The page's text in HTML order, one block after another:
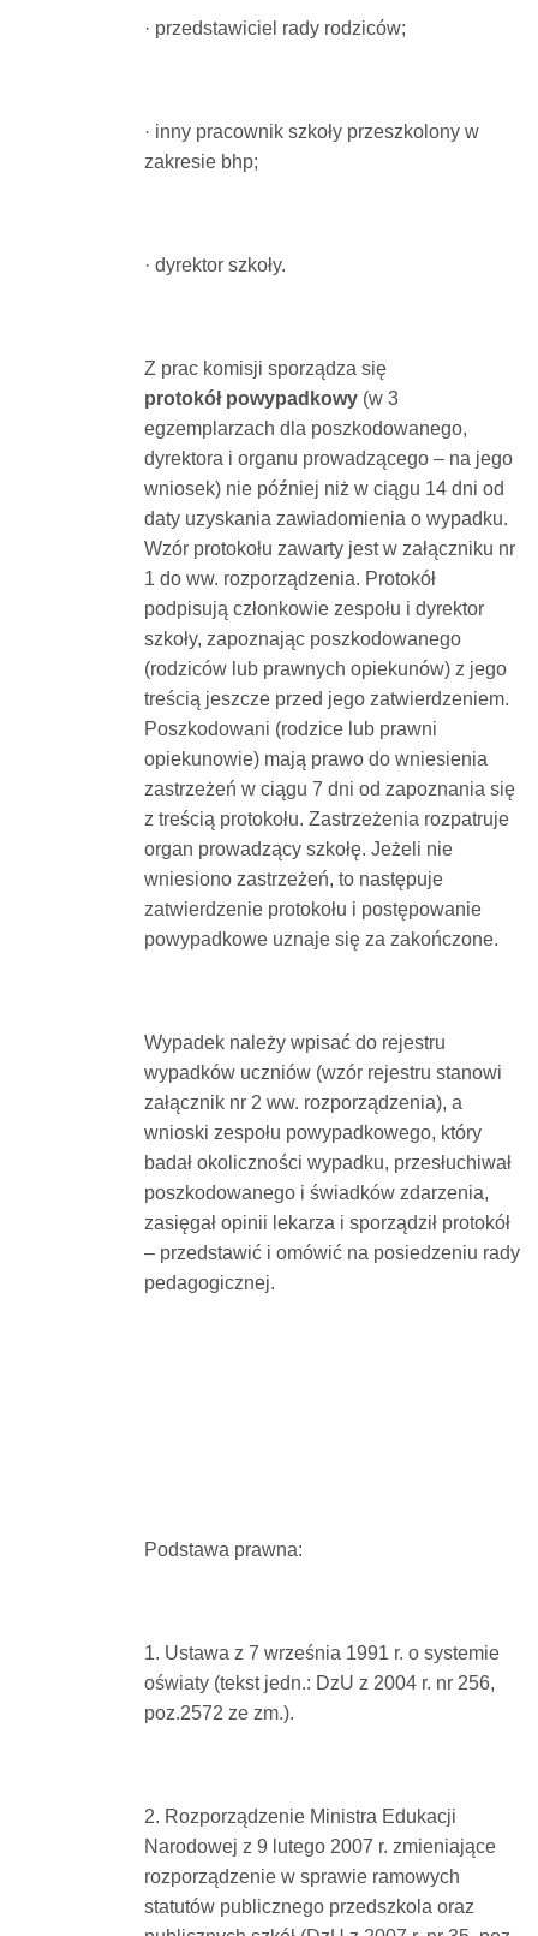
· przedstawiciel rady rodziców;
· inny pracownik szkoły przeszkolony w
zakresie bhp;
· dyrektor szkoły.
Z prac komisji sporządza się
protokół powypadkowy(w 3
egzemplarzach dla poszkodowanego,
dyrektora i organu prowadzącego – na jego
wniosek) nie później niż w ciągu 14 dni od
daty uzyskania zawiadomienia o wypadku.
Wzór protokołu zawarty jest w załączniku nr
1 do ww. rozporządzenia. Protokół
podpisują członkowie zespołu i dyrektor
szkoły, zapoznając poszkodowanego
(rodziców lub prawnych opiekunów) z jego
treścią jeszcze przed jego zatwierdzeniem.
Poszkodowani (rodzice lub prawni
opiekunowie) mają prawo do wniesienia
zastrzeżeń w ciągu 7 dni od zapoznania się
z treścią protokołu. Zastrzeżenia rozpatruje
organ prowadzący szkołę. Jeżeli nie
wniesiono zastrzeżeń, to następuje
zatwierdzenie protokołu i postępowanie
powypadkowe uznaje się za zakończone.
Wypadek należy wpisać do rejestru
wypadków uczniów (wzór rejestru stanowi
załącznik nr 2 ww. rozporządzenia), a
wnioski zespołu powypadkowego, który
badał okoliczności wypadku, przesłuchiwał
poszkodowanego i świadków zdarzenia,
zasięgał opinii lekarza i sporządził protokół
– przedstawić i omówić na posiedzeniu rady
pedagogicznej.
Podstawa prawna:
1. Ustawa z 7 września 1991 r. o systemie
oświaty (tekst jedn.: DzU z 2004 r. nr 256,
poz.2572 ze zm.).
2. Rozporządzenie Ministra Edukacji
Narodowej z 9 lutego 2007 r. zmieniające
rozporządzenie w sprawie ramowych
statutów publicznego przedszkola oraz